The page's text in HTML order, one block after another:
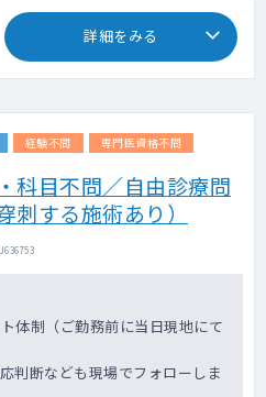
詳細をみる
経験不問 専門医資格不問
科目不問／自由診療問
刺する施術あり）
体制（ご勤務前に当日現地にて
判断なども現場でフォローしま